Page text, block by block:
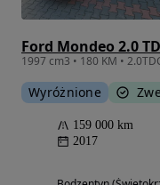
Ford Mondeo 2.0
Wyróżnione
159 000 km
2017